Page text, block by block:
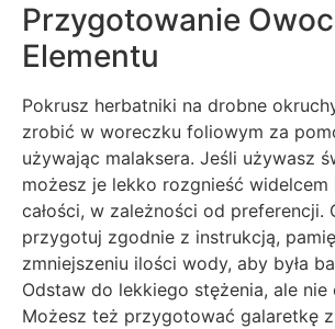
Przygotowanie
Elementu
Pokrusz herbatniki na drobne
zrobić w woreczku foliowym za
używając malaksera. Jeśli używasz
możesz je lekko rozgnieść
całości, w zależności od preferencji.
przygotuj zgodnie z instrukcją,
zmniejszeniu ilości wody, aby była
Odstaw do lekkiego stężenia, ale nie
Możesz też przygotować galaretkę